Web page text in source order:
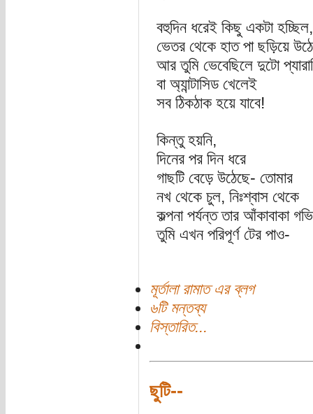
বহুদিন ধরেই কিছু একটা হচ্ছিল,
ভেতর থেকে হাত পা ছড়িয়ে
আর তুমি ভেবেছিলে দুটো
বা অ্যান্টাসিড খেলেই
সব ঠিকঠাক হয়ে যাবে!
কিন্তু হয়নি,
দিনের পর দিন ধরে
গাছটি বেড়ে উঠেছে- তোমার
নখ থেকে চুল, নিঃশ্বাস থেকে
কল্পনা পর্যন্ত তার আঁকাবাকা
তুমি এখন পরিপূর্ণ টের পাও-
মূর্তালা রামাত এর ব্লগ
৬টি মন্তব্য
বিস্তারিত...
ছুটি--